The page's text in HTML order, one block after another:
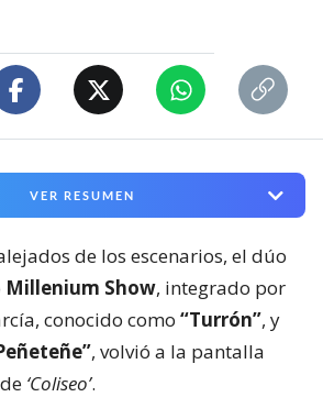
VER RESUMEN
de los escenarios, el dúo
Millenium Show, integrado por
conocido como “Turrón”, y
, volvió a la pantalla
‘Coliseo’.